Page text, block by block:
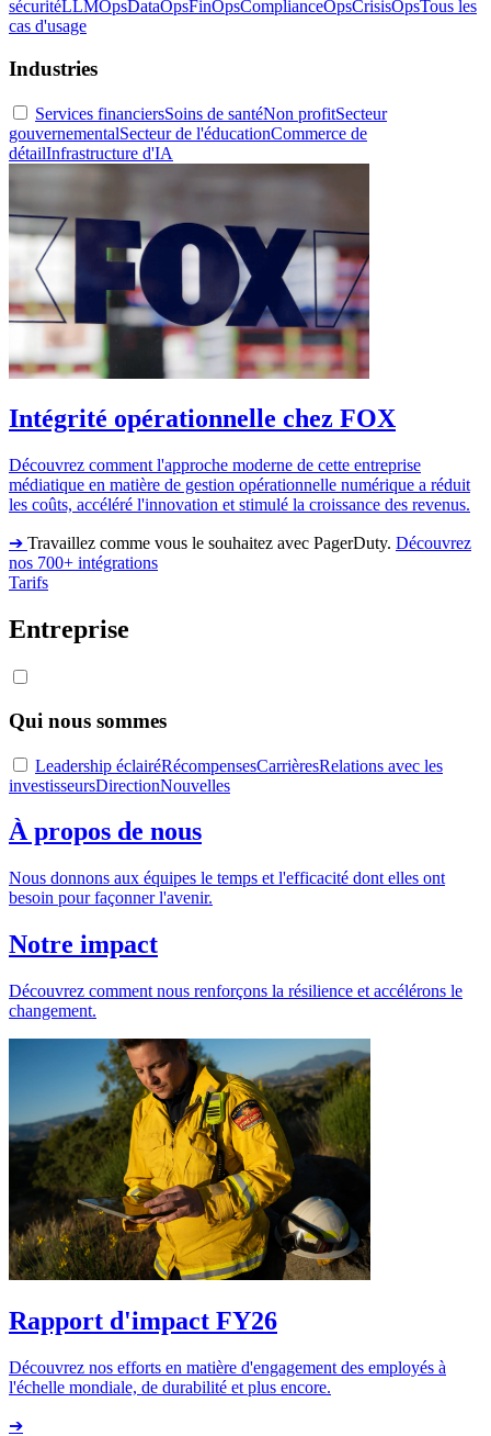
sécuritéLLMOpsDataOpsFinOpsComplianceOpsCrisisOpsTous les
cas d'usage
Industries
Services financiersSoins de santéNon profitSecteur
gouvernementalSecteur de l'éducationCommerce de
détailInfrastructure d'IA
Intégrité opérationnelle chez FOX
Découvrez comment l'approche moderne de cette entreprise
médiatique en matière de gestion opérationnelle numérique a réduit
les coûts, accéléré l'innovation et stimulé la croissance des revenus.
➔ Travaillez comme vous le souhaitez avec PagerDuty. Découvrez
nos 700+ intégrations
Tarifs
Entreprise
Qui nous sommes
Leadership éclairéRécompensesCarrièresRelations avec les
investisseursDirectionNouvelles
À propos de nous
Nous donnons aux équipes le temps et l'efficacité dont elles ont
besoin pour façonner l'avenir.
Notre impact
Découvrez comment nous renforçons la résilience et accélérons le
changement.
Rapport d'impact FY26
Découvrez nos efforts en matière d'engagement des employés à
l'échelle mondiale, de durabilité et plus encore.
➔